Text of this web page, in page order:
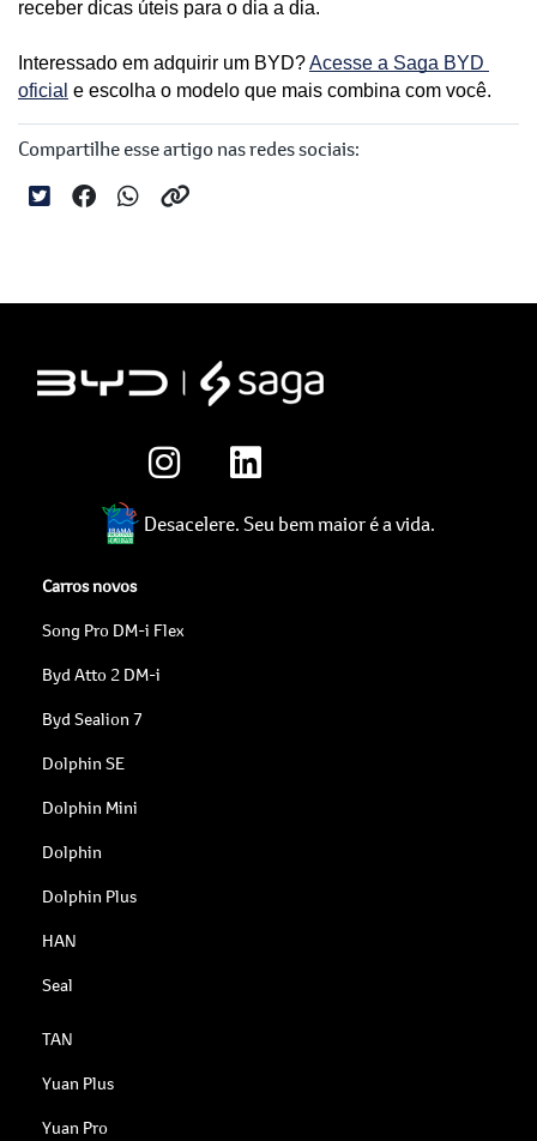
receber dicas úteis para o dia a dia.
Interessado em adquirir um BYD? Acesse a Saga BYD
oficial e escolha o modelo que mais combina com você.
Compartilhe esse artigo nas redes sociais:
Desacelere. Seu bem maior é a vida.
Carros novos
Song Pro DM-i Flex
Byd Atto 2 DM-i
Byd Sealion 7
Dolphin SE
Dolphin Mini
Dolphin
Dolphin Plus
HAN
Seal
TAN
Yuan Plus
Yuan Pro